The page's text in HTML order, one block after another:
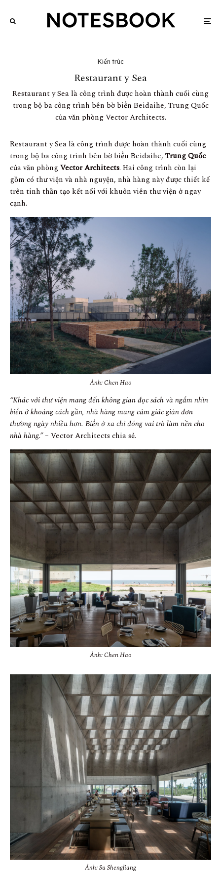
Kiến trúc
Restaurant y Sea
Restaurant y Sea là công trình được hoàn thành cuối cùng
trong bộ ba công trình bên bờ biển Beidaihe, Trung Quốc
của văn phòng Vector Architects.
Restaurant y Sea là công trình được hoàn thành cuối cùng
trong bộ ba công trình bên bờ biển Beidaihe, Trung Quốc
của văn phòngVector Architects. Hai công trình còn lại
gồm có thư viện và nhà nguyện, nhà hàng này được thiết kế
trên tinh thần tạo kết nối với khuôn viên thư viện ở ngay
cạnh.
Ảnh: Chen Hao
“Khác với thư viện mang đến không gian đọc sách và ngắm nhìn
biển ở khoảng cách gần, nhà hàng mang cảm giác giản đơn
thường ngày nhiều hơn. Biển ở xa chỉ đóng vai trò làm nền cho
nhà hàng.”– Vector Architects chia sẻ.
Ảnh: Chen Hao
Ảnh: Su Shengliang